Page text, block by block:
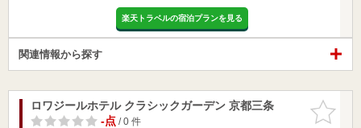
楽天トラベルの宿泊プランを見る
関連情報から探す
お気に入
りに追加
ロワジールホテル クラシックガーデン 京都三条
-点/ 0 件